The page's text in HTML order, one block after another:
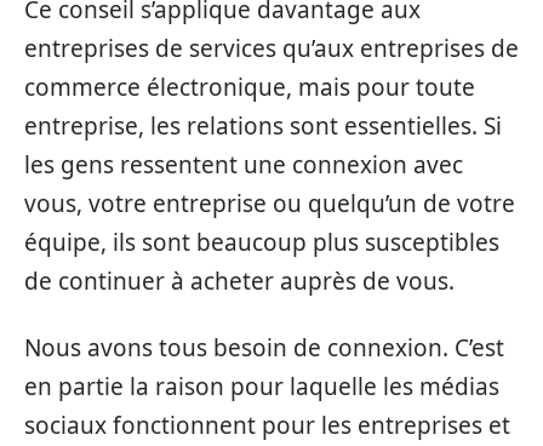
Ce conseil s’applique davantage aux
entreprises de services qu’aux entreprises de
commerce électronique, mais pour toute
entreprise, les relations sont essentielles. Si
les gens ressentent une connexion avec
vous, votre entreprise ou quelqu’un de votre
équipe, ils sont beaucoup plus susceptibles
de continuer à acheter auprès de vous.
Nous avons tous besoin de connexion. C’est
en partie la raison pour laquelle les médias
sociaux fonctionnent pour les entreprises et